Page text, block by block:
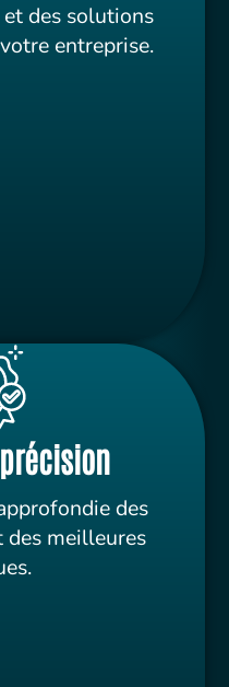
des solutions
entreprise.
des
meilleures